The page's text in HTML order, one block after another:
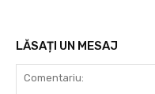
LĂSAȚI UN MESAJ